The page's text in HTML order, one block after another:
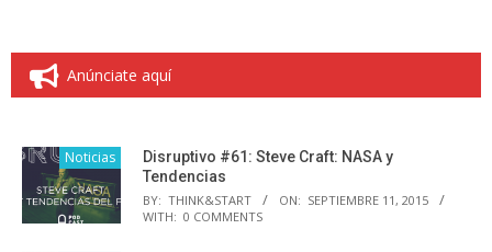
Anúnciate aquí
Noticias
Disruptivo #61: Steve Craft: NASA y
Tendencias
BY: THINK&START ON: SEPTIEMBRE 11, 2015
WITH: 0 COMMENTS